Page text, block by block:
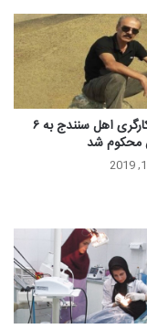
یک فعال کارگری اهل سنندج به ۶
محکوم شد